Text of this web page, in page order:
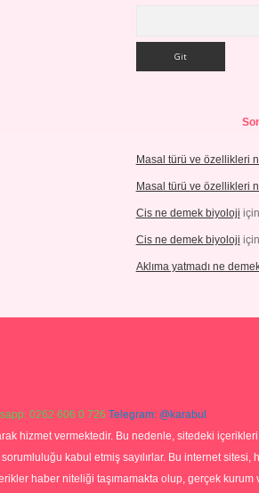
Masal türü ve özellikleri
Masal türü ve özellikleri
Cis ne demek biyoloji için
Cis ne demek biyoloji için
Aklıma yatmadı ne
0262 606 0 726 Telegram: @karabul
hizmet vermektedir. Bu nedenle, sitedeki
kabul etmiş sayılırlar. Bu internet
haber niteliği taşımamakta olup, gerçek kurum